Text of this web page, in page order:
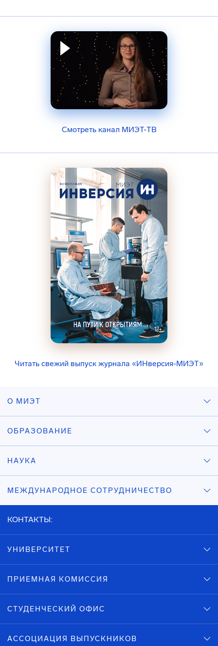
Смотреть канал МИЭТ-ТВ
Читать свежий выпуск журнала «ИНверсия-МИЭТ»
О МИЭТ
ОБРАЗОВАНИЕ
НАУКА
МЕЖДУНАРОДНОЕ СОТРУДНИЧЕСТВО
КОНТАКТЫ:
УНИВЕРСИТЕТ
ПРИЕМНАЯ КОМИССИЯ
СТУДЕНЧЕСКИЙ ОФИС
АССОЦИАЦИЯ ВЫПУСКНИКОВ